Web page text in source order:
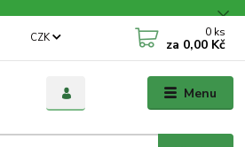
Menu
CZK 0 ks
za 0,00 Kč